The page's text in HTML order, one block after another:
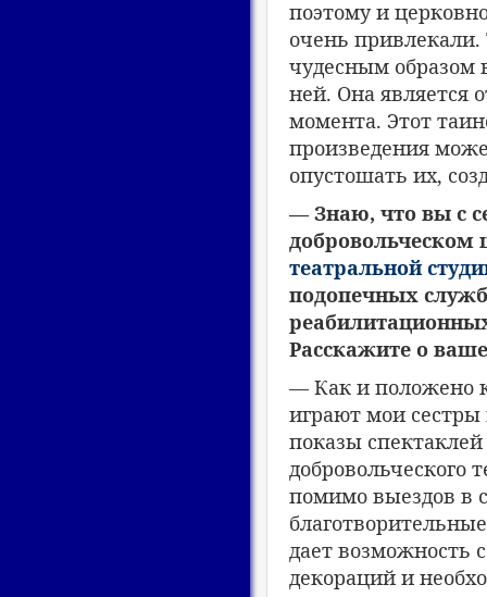
поэтому и
очень
чудесным образом
ней. Она является
момента. Этот
произведения
опустошать их,
— Знаю, что вы с
добровольческом
театральной
подопечных
Расскажите о
— Как и положено
играют мои
показы
добровольческого
помимо выездов в
дает возможность
декораций и